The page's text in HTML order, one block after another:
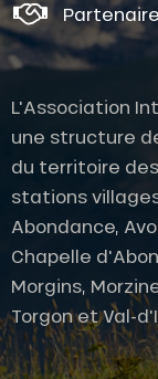
L'Association
une structure
du territoire
stations
Abondance,
Chapelle
Morgins,
Torgon et Val-